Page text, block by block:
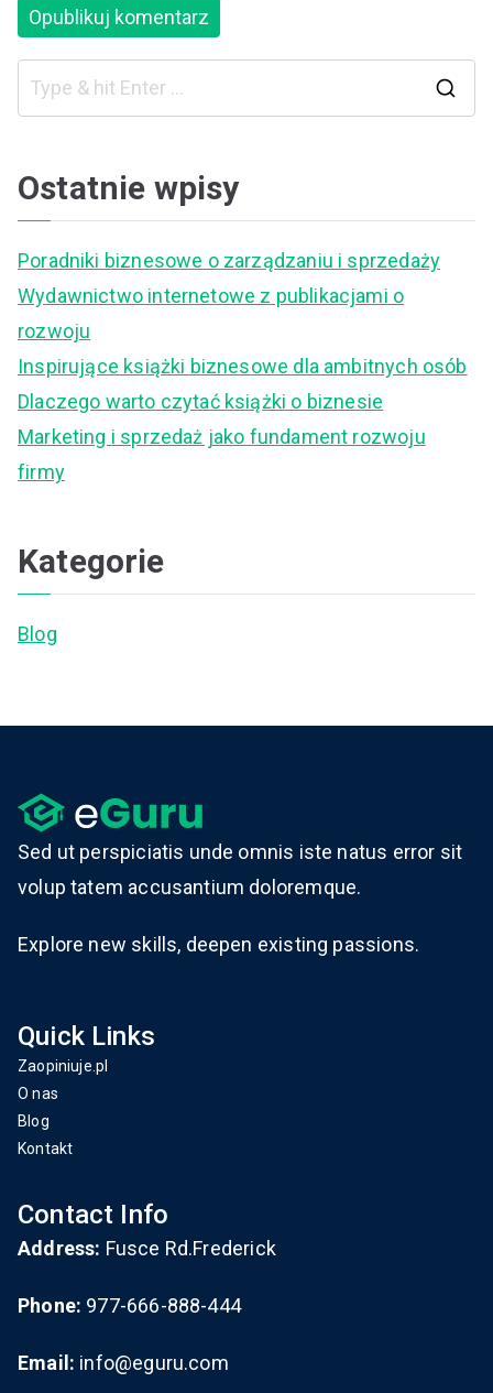
Ostatnie wpisy
Poradniki biznesowe o zarządzaniu i sprzedaży
Wydawnictwo internetowe z publikacjami o
rozwoju
Inspirujące książki biznesowe dla ambitnych osób
Dlaczego warto czytać książki o biznesie
Marketing i sprzedaż jako fundament rozwoju
firmy
Kategorie
Blog
Sed ut perspiciatis unde omnis iste natus error sit
volup tatem accusantium doloremque.
Explore new skills, deepen existing passions.
Quick Links
Zaopiniuje.pl
O nas
Blog
Kontakt
Contact Info
Address: Fusce Rd.Frederick
Phone: 977-666-888-444
Email: info@eguru.com